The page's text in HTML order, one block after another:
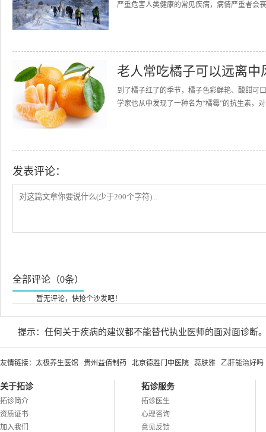
严重危害人类健康的常见疾病，病情严重者会
老人常吃橘子可以远离中
到了橘子红了的季节，橘子色彩鲜艳、酸甜可
学家也从中发现了一种名为“橘霉”的抗生素
发表评论：
全部评论（0条）
暂无评论，快抢个沙发吧！
提示：任何关于疾病的建议都不能替代执业医师的面对面诊断
友情链接： 太极养生医馆 贵州益佰制药 北京德胜门中医院 蕊肤雅 乙肝能治好吗
关于拓诊
拓诊简介
资质证书
加入我们
拓诊服务
拓诊医生
心理咨询
意见反馈